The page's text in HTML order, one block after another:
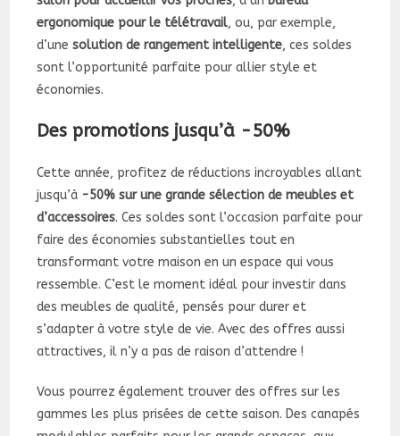
ergonomique pour le télétravail, ou, par exemple,
d’unesolution de rangement intelligente, ces soldes
sont l’opportunité parfaite pour allier style et
économies.
Des promotions jusqu’à -50%
Cette année, profitez de réductions incroyables allant
jusqu’à -50% sur une grande sélection de meubles et
d’accessoires. Ces soldes sont l’occasion parfaite pour
faire des économies substantielles tout en
transformant votre maison en un espace qui vous
ressemble. C’est le moment idéal pour investir dans
des meubles de qualité, pensés pour durer et
s’adapter à votre style de vie. Avec des offres aussi
attractives, il n’y a pas de raison d’attendre !
Vous pourrez également trouver des offres sur les
gammes les plus prisées de cette saison. Des canapés